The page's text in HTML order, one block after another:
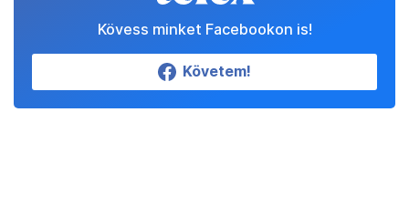
Kövess minket Facebookon is!
Követem!